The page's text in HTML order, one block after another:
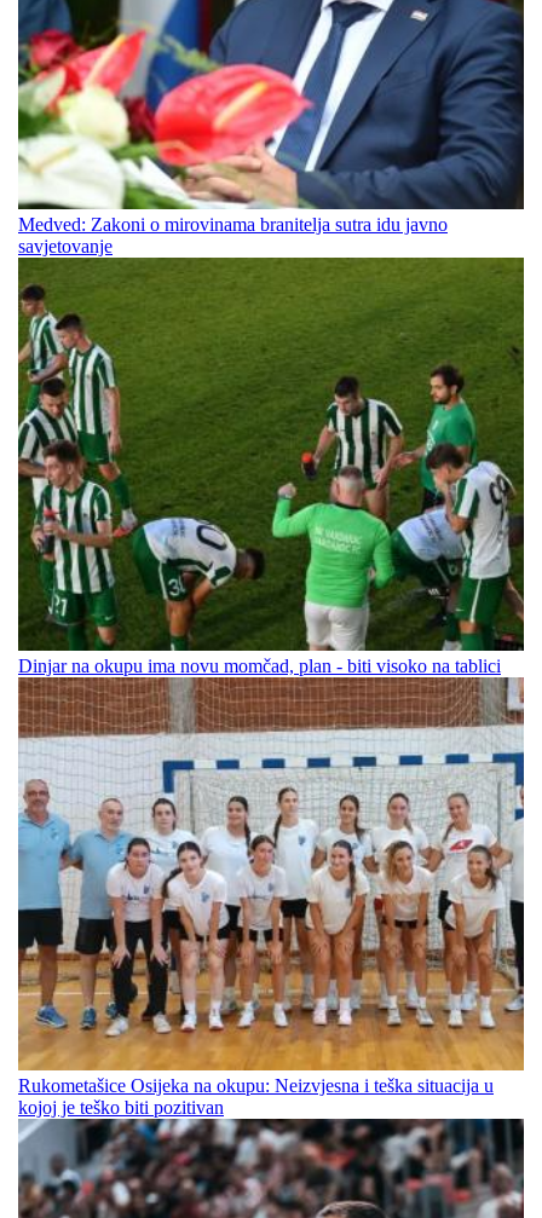
Medved: Zakoni o mirovinama branitelja sutra idu javno
savjetovanje
Dinjar na okupu ima novu momčad, plan - biti visoko na tablici
Rukometašice Osijeka na okupu: Neizvjesna i teška situacija u
kojoj je teško biti pozitivan